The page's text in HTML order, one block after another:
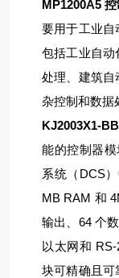
MP1200A5
要用于工业自
包括工业自动
处理、建筑自
杂控制和数据
KJ2003X1-
能的控制器
系统（DCS
MB RAM 和
输出、64 个
以太网和
块可精确且可